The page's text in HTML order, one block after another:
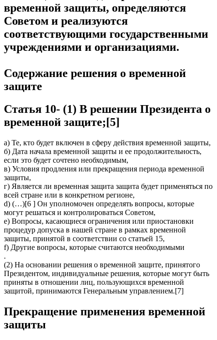
временной защиты, определяются
Советом и реализуются
соответствующими государственными
учреждениями и организациями.
Содержание решения о временной
защите
Статья 10- (1) В решении Президента о
временной защите;[5]
а) Те, кто будет включен в сферу действия временной защиты,
б) Дата начала временной защиты и ее продолжительность,
если это будет сочтено необходимым,
в) Условия продления или прекращения периода временной
защиты,
г) Является ли временная защита защита будет применяться по
всей стране или в конкретном регионе,
d) (…)[6 ] Он уполномочен определять вопросы, которые
могут решаться и контролироваться Советом,
e) Вопросы, касающиеся ограничения или приостановки
процедур допуска в нашей стране в рамках временной
защиты, принятой в соответствии со статьей 15,
f) Другие вопросы, которые считаются необходимыми
.
(2) На основании решения о временной защите, принятого
Президентом, индивидуальные решения, которые могут быть
приняты в отношении лиц, пользующихся временной
защитой, принимаются Генеральным управлением.[7]
Прекращение применения временной
защиты